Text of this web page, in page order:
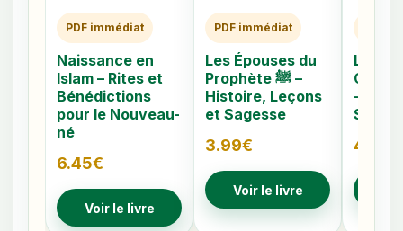
PDF immédiat
Naissance en
Islam – Rites et
Bénédictions
pour le Nouveau-
né
6.45€
Voir le livre
PDF immédiat
Les Épouses du
Prophète ﷺ –
Histoire, Leçons
et Sagesse
3.99€
Voir le livre
Les
–
4.79